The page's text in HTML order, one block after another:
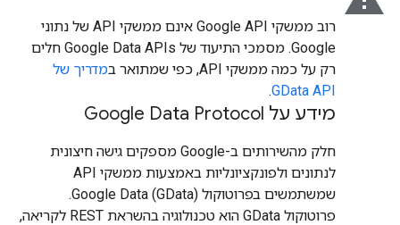
רוב ממשקי Google API אינם ממשקי API של נתוני
Google. מסמכי התיעוד של Google Data APIs חלים
רק על כמה ממשקי API, כפי שמתואר ב
מדריך של
GData API
.
מידע על Google Data Protocol
חלק מהשירותים ב-Google מספקים גישה חיצונית
לנתונים ולפונקציונליות באמצעות ממשקי API
שמשתמשים בפרוטוקול Google Data (GData).
פרוטוקול GData הוא טכנולוגיה בהשראת REST לקריאה,